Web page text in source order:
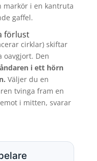
markör i en kantruta
gaffel.
förlust
cirklar) skiftar
Den
i ett hörn
Väljer du en
tvinga fram en
i mitten, svarar